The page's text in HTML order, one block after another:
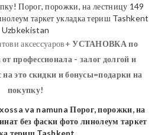
аксессуаров+УСТАНОВКАпо
профессионала - залог долгой и
это скидки и бонусы=подарки на
покупку!